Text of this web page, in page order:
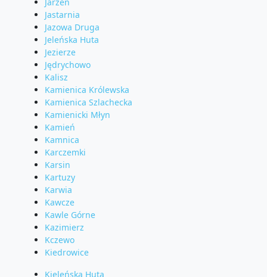
Jastarnia
Jazowa Druga
Jeleńska Huta
Jezierze
Jędrychowo
Kalisz
Kamienica Królewska
Kamienica Szlachecka
Kamienicki Młyn
Kamień
Kamnica
Karczemki
Karsin
Kartuzy
Karwia
Kawcze
Kawle Górne
Kazimierz
Kczewo
Kiedrowice
Kieleńska Huta